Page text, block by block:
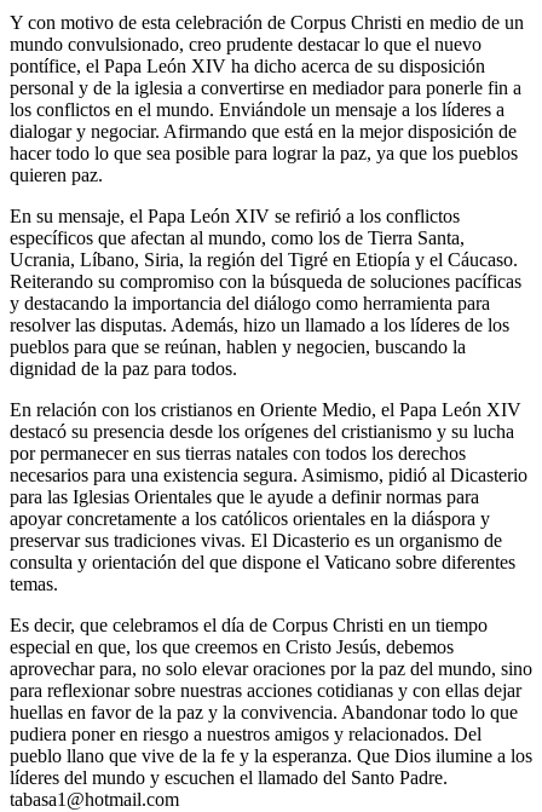
Y con motivo de esta celebración de Corpus Christi en medio de un
mundo convulsionado, creo prudente destacar lo que el nuevo
pontífice, el Papa León XIV ha dicho acerca de su disposición
personal y de la iglesia a convertirse en mediador para ponerle fin a
los conflictos en el mundo. Enviándole un mensaje a los líderes a
dialogar y negociar. Afirmando que está en la mejor disposición de
hacer todo lo que sea posible para lograr la paz, ya que los pueblos
quieren paz.
En su mensaje, el Papa León XIV se refirió a los conflictos
específicos que afectan al mundo, como los de Tierra Santa,
Ucrania, Líbano, Siria, la región del Tigré en Etiopía y el Cáucaso.
Reiterando su compromiso con la búsqueda de soluciones pacíficas
y destacando la importancia del diálogo como herramienta para
resolver las disputas. Además, hizo un llamado a los líderes de los
pueblos para que se reúnan, hablen y negocien, buscando la
dignidad de la paz para todos.
En relación con los cristianos en Oriente Medio, el Papa León XIV
destacó su presencia desde los orígenes del cristianismo y su lucha
por permanecer en sus tierras natales con todos los derechos
necesarios para una existencia segura. Asimismo, pidió al Dicasterio
para las Iglesias Orientales que le ayude a definir normas para
apoyar concretamente a los católicos orientales en la diáspora y
preservar sus tradiciones vivas. El Dicasterio es un organismo de
consulta y orientación del que dispone el Vaticano sobre diferentes
temas.
Es decir, que celebramos el día de Corpus Christi en un tiempo
especial en que, los que creemos en Cristo Jesús, debemos
aprovechar para, no solo elevar oraciones por la paz del mundo, sino
para reflexionar sobre nuestras acciones cotidianas y con ellas dejar
huellas en favor de la paz y la convivencia. Abandonar todo lo que
pudiera poner en riesgo a nuestros amigos y relacionados. Del
pueblo llano que vive de la fe y la esperanza. Que Dios ilumine a los
líderes del mundo y escuchen el llamado del Santo Padre.
tabasa1@hotmail.com